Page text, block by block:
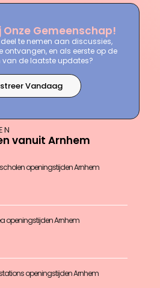
Onze Gemeenschap!
deel te nemen aan discussies,
ontvangen, en als eerste op de
van de laatste updates?
Vandaag
vanuit Arnhem
openingstijden Arnhem
openingstijden Arnhem
openingstijden Arnhem